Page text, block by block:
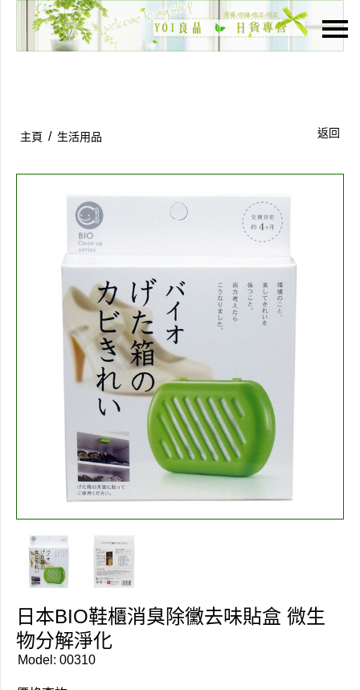
主頁
主頁 / 生活用品 返回
日本BIO鞋櫃消臭除黴去味貼盒 微生
物分解淨化
Model: 00310